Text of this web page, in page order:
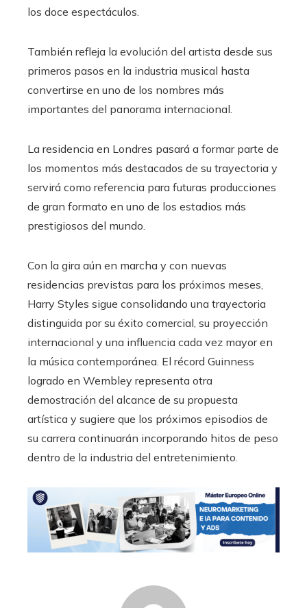
los doce espectáculos.
También refleja la evolución del artista desde sus
primeros pasos en la industria musical hasta
convertirse en uno de los nombres más
importantes del panorama internacional.
La residencia en Londres pasará a formar parte de
los momentos más destacados de su trayectoria y
servirá como referencia para futuras producciones
de gran formato en uno de los estadios más
prestigiosos del mundo.
Con la gira aún en marcha y con nuevas
residencias previstas para los próximos meses,
Harry Styles sigue consolidando una trayectoria
distinguida por su éxito comercial, su proyección
internacional y una influencia cada vez mayor en
la música contemporánea. El récord Guinness
logrado en Wembley representa otra
demostración del alcance de su propuesta
artística y sugiere que los próximos episodios de
su carrera continuarán incorporando hitos de peso
dentro de la industria del entretenimiento.